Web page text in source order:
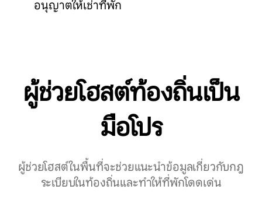
อนุญาตให้เช่าที่พัก
ผู้ช่วยโฮสต์ท้องถิ่นเป็น
มือโปร
ผู้ช่วยโฮสต์ในพื้นที่จะช่วยแนะนำข้อมูลเกี่ยวกับกฎ
ระเบียบในท้องถิ่นและทำให้ที่พักโดดเด่น